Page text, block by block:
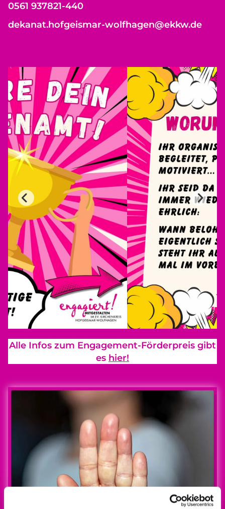
0561 937821-440
dekanat.hofgeismar-wolfhagen@ekkw.de
Alle Infos zum Engagement-Förderpreis gibt
es hier!